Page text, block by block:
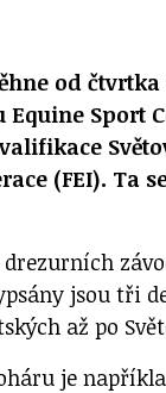
od
Sport
(FEI). Ta
jsou tři
až po
je